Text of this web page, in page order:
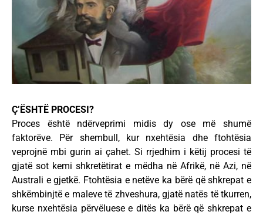
Ç’ËSHTË PROCESI?
Proces është ndërveprimi midis dy ose më shumë
faktorëve. Për shembull, kur nxehtësia dhe ftohtësia
veprojnë mbi gurin ai çahet. Si rrjedhim i këtij procesi të
gjatë sot kemi shkretëtirat e mëdha në Afrikë, në Azi, në
Australi e gjetkë. Ftohtësia e netëve ka bërë që shkrepat e
shkëmbinjtë e maleve të zhveshura, gjatë natës të tkurren,
kurse nxehtësia përvëluese e ditës ka bërë që shkrepat e